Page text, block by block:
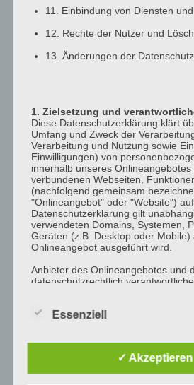
10:00
1:00
p.m.
2:00
p.m.
3:00
p.m.
4:00
p.m.
p.m.
p.m.
p.m.
11. Einbindung von Diensten
12. Rechte der Nutzer und
13. Änderungen der
1. Zielsetzung und
Diese Datenschutzerklärung klärt
Umfang und Zweck der
Verarbeitung und Nutzung sowie
Einwilligungen) von
innerhalb unseres
verbundenen Webseiten,
(nachfolgend gemeinsam
"Onlineangebot" oder "Website")
Datenschutzerklärung gilt
verwendeten Domains, Systemen,
Geräten (z.B. Desktop oder Mobile)
Onlineangebot ausgeführt wird.
Anbieter des Onlineangebotes und
datenschutzrechtlich
bezeichnet als "AnbieterIn", "wir"
Der Begriff "Nutzer" umfasst alle
unseres Onlineangebotes. Die
Essenziell
✓ Akzeptieren